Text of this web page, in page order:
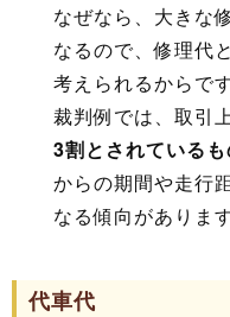
なぜなら、大きな
なるので、修理代
考えられるからです
裁判例では、取引
3割とされている
からの期間や走行
なる傾向があります
代車代